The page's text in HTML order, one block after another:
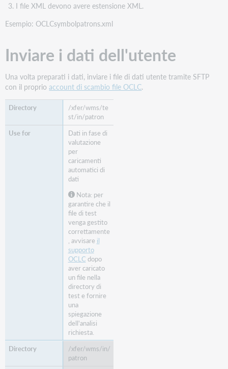
I file XML devono avere estensione XML.
Esempio: OCLCsymbolpatrons.xml
Inviare i dati dell'utente
Una volta preparati i dati, inviare i file di dati utente tramite SFTP
con il proprioaccount di scambio file OCLC.
/xfer/wms/te
st/in/patron
Dati in fase di
valutazione
per
caricamenti
automatici di
dati
Nota: per
garantire che il
file di test
venga gestito
correttamente
, avvisare il
supporto
OCLC dopo
aver caricato
un file nella
directory di
test e fornire
una
spiegazione
dell'analisi
richiesta.
/xfer/wms/in/
patron